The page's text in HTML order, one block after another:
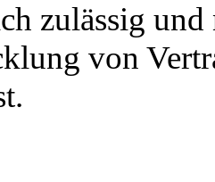
zulässig
von